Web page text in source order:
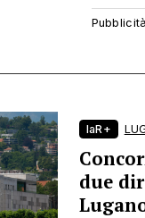
laR+
due